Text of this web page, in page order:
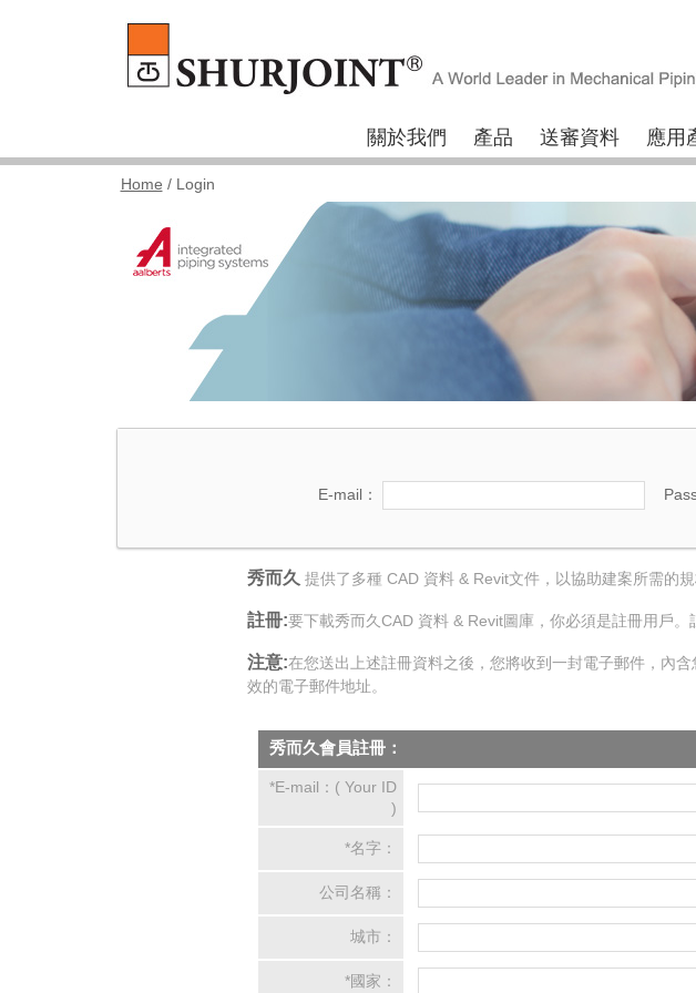
關於我們 產品 送審資料 應用
Home / Login
E-mail：
秀而久 提供了多種 CAD 資料 & Revit文件，以協助建案所需的規
註冊:要下載秀而久CAD 資料 & Revit圖庫，你必須是註冊用戶
注意:在您送出上述註冊資料之後，您將收到一封電子郵件，內
效的電子郵件地址。
秀而久會員註冊：
*E-mail：( Your ID
)
*名字：
公司名稱：
城市：
*國家：